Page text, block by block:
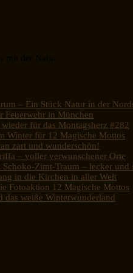
– Ein Stück Natur in der
Feuerwehr in München
für das Montagsherz #282
Winter für 12 Magische Mottos
zart und wunderschön!
– voller verwunschener Orte
Schoko-Zimt-Traum – lecker und
in die Kirchen in aller Welt
Fotoaktion 12 Magische Mottos
das weiße Winterwunderland